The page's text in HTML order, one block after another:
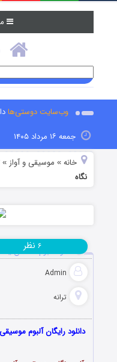
وب‌سایت دوستی‌ها
جمعه ۱۶ مرداد ۱۴۰۵
خانه » موسیقی و آواز »
نگاه
دانلود آلبوم محسن
Admin
ترانه
۶ نظر
دانلود رایگان آلبوم